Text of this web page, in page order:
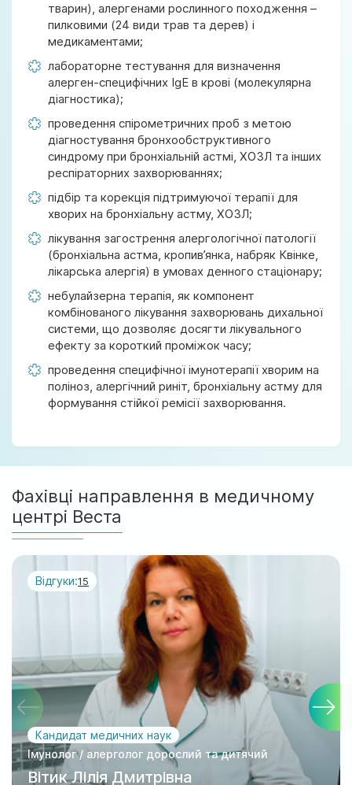
тварин), алергенами рослинного походження –
пилковими (24 види трав та дерев) і
медикаментами;
лабораторне тестування для визначення
алерген-специфічних IgE в крові (молекулярна
діагностика);
проведення спiрометричних проб з метою
діагностування бронхообструктивного
синдрому при бронхіальній астмі, ХОЗЛ та інших
респіраторних захворюваннях;
підбір та корекція підтримуючої терапії для
хворих на бронхіальну астму, ХОЗЛ;
лікування загострення алергологічної патології
(бронхіальна астма, кропив’янка, набряк Квінке,
лікарська алергія) в умовах денного стаціонару;
небулайзерна терапія, як компонент
комбінованого лікування захворювань дихальної
системи, що дозволяє досягти лікувального
ефекту за короткий проміжок часу;
проведення специфічної імунотерапії хворим на
поліноз, алергічний риніт, бронхіальну астму для
формування стійкої ремісії захворювання.
Фахівці направлення в медичному
центрі Веста
Відгуки:15
Кандидат медичних наук
Імунолог / алерголог дорослий та дитячий
Вітик Лілія Дмитрівна